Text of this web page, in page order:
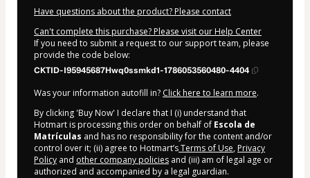
Have questions about the product? Please contact
Can't complete this purchase? Please visit our Help Center
If you need to submit a request to our support team, please
provide the code below:
CKTID-I95945687Hwq0ssmkd1-1786053560480-4404
Was your information autofill in? Click here to learn more.
By clicking 'Buy Now' I declare that I (i) understand that
Hotmart is processing this order on behalf of Escola de
Matrículas and has no responsibility for the content and/or
control over it; (ii) agree to Hotmart’sTerms of Use, Privacy
Policy and other company policies and (iii) am of legal age or
authorized and accompanied by a legal guardian.